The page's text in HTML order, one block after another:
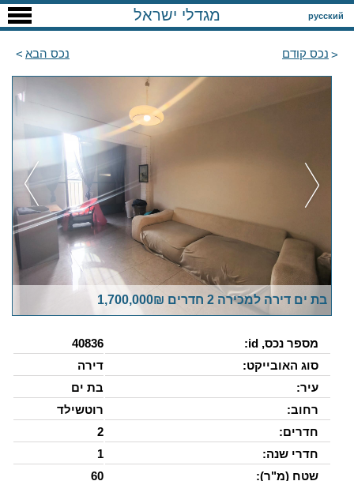
русский מגדלי ישראל
נכס קודם נכס הבא
בת ים דירה למכירה 2 חדרים 1,700,000₪
מספר נכס, id:
40836
סוג האובייקט:
דירה
עיר:
בת ים
רחוב:
רוטשילד
חדרים:
2
חדרי שנה:
1
שטח (מ"ר):
60